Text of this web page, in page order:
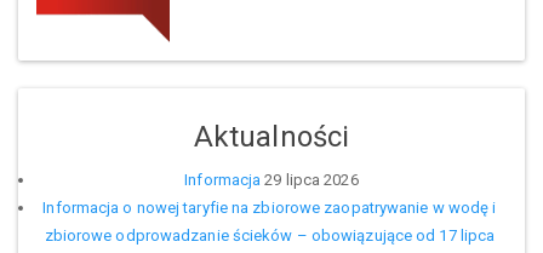
Aktualności
Informacja 29 lipca 2026
Informacja o nowej taryfie na zbiorowe zaopatrywanie w wodę i
zbiorowe odprowadzanie ścieków – obowiązujące od 17 lipca